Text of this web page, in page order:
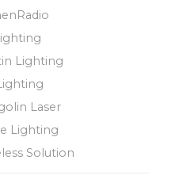
Lighting
Laser
Lighting
Solution